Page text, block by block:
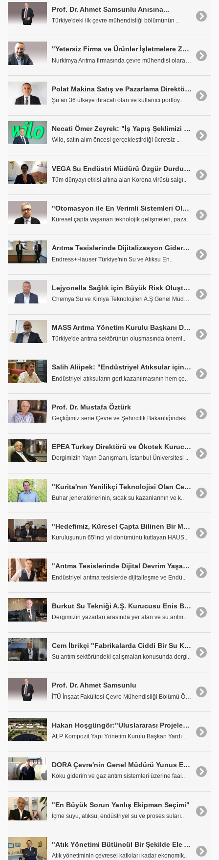
Prof. Dr. Ahmet Samsunlu Anısına...
Türkiye'deki ilk çevre mühendisliği bölümünün ..
"Yetersiz Firma ve Ürünler İşletmelere Zarar Verebilir'
Polat Makina Satış ve Pazarlama Direktörü Çağlar Alpay: Maksimum Performansı En Düşük Enerji ile Sunmaktayız
Şu an 36 ülkeye ihracatı olan ve kullanıcı portföy..
Necati Ömer Zeyrek: "İş Yapış Şeklimizi Hızla Pandemi Sürecine Adepte Ettik"
Wilo, satın alım öncesi gerçekleştirdiği ücretsiz ..
VEGA Su Endüstri Müdürü Özgür Durdu: "Üretimimiz Sorunsuz Devam Ediyor"
Tüm dünyayı etkisi altına alan Korona virüsü salgı..
"Otomasyon ile En Verimli Sistemleri Oluşturuyoruz"
Küresel çapta yaşanan teknolojik gelişmeleri, paza..
Arıtma Tesislerinde Dijitalizasyon Giderek Yaygınlaşıyor
Endress+Hauser Türkiye'nin Su ve Atıksu En..
Lejyonella Sağlık için Büyük Risk Oluşturuyor
Chemya Su ve Kimya Teknolojileri A.Ş Genel Müdürü ..
MASS Arıtma Yönetim Kurulu Başkanı Dr. Sedat Soybay
Türkiye'de arıtma sektörünün oluşmasında öneml..
Salih Aliipek: "Endüstriyel Atıksular için Noktasal Çözümler Düşünülmeli"
Endüstriyel atıksuların geri kazanılmasının hem çe..
Prof. Dr. Mustafa Öztürk
Geçtiğimiz sene Çevre ve Şehircilik Bakanlığındaki..
EPEA Turkey Direktörü ve Ökotek Kurucusu Prof. Dr. Hulusi Barlas
Dergimizin Yayın Danışmanı, İstanbul Üniversitesi ..
"Kurita'nın Yenilikçi Teknolojisi Olan Cetamine Önemli Avantajlar Sağlıyor"
Buhar jeneratörlerinin, sıcak su kazanlarının ve k..
"Hedefimiz, Küresel Çapta Bilinen Bir Marka Olmak"
Kuruluşunun 65'inci yıl dönümünü kutlayan HAUS..
"Arıtma Tesislerinde Dijital Devrim Yaşanacak"
Endüstriyel arıtma tesislerde dijitalleşme ve Endü..
Burkut Su Tekniği A.Ş. Kurucusu Enis Burkut
Dergimizin yazarları arasında yer alan ve su arıtm..
Cem İbrikçi "Fabrikalarda Ciddi Bir Su Kıtlığı Yaşanacak"
Su arıtım sektöründeki çalışmaları konusunda dergi..
Prof. Dr. Ahmet Samsunlu
Hakan Hoşgüngör:"Uluslararası Projelerde Olmayı Hedefliyoruz"
ALP Kompozit Yapı Yönetim Kurulu Başkan Yardımcısı..
DORA Çevre'nin Genel Müdürü Yunus Emre Sayar: "İleri Biyolojik Sistemler Birçok Açıdan Avantajlı"
Koku giderim ve gaz arıtım sistemleri üzerine faal..
"En Büyük Sorun Yanlış Ekipman Seçimi"
İçme suyu, atıksu, endüstriyel su ve proses suları..
"Atık Yönetimi Bütüncül Bir Şekilde Ele Alınmalı"
Atık yönetiminin çevresel katkıları kadar ekonomik..